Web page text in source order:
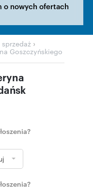
o nowych ofertach
›
Goszczyńskiego